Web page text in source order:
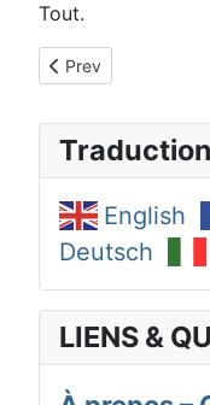
Tout.
Previous article:
Prev
Traduction
English
Deutsch
LIENS &